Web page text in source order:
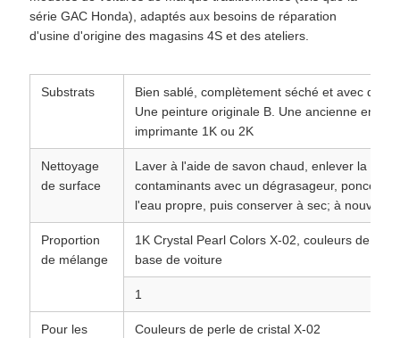
série GAC Honda), adaptés aux besoins de réparation
d'usine d'origine des magasins 4S et des ateliers.
Substrats
Bien sablé, complètement séché et avec de
Une peinture originale B. Une ancienne
imprimante 1K ou 2K
Nettoyage
de surface
Laver à l'aide de savon chaud, enlever la cire,
contaminants avec un dégrasageur, poncer
l'eau propre, puis conserver à sec; à nouveau
Proportion
de mélange
1K Crystal Pearl Colors X-02, couleurs de
base de voiture
1
Pour les
Couleurs de perle de cristal X-02